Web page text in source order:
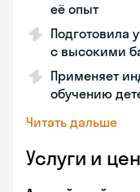
её опыт
Подготовила
с высокими
Применяет
обучению
Читать дальше
Услуги и